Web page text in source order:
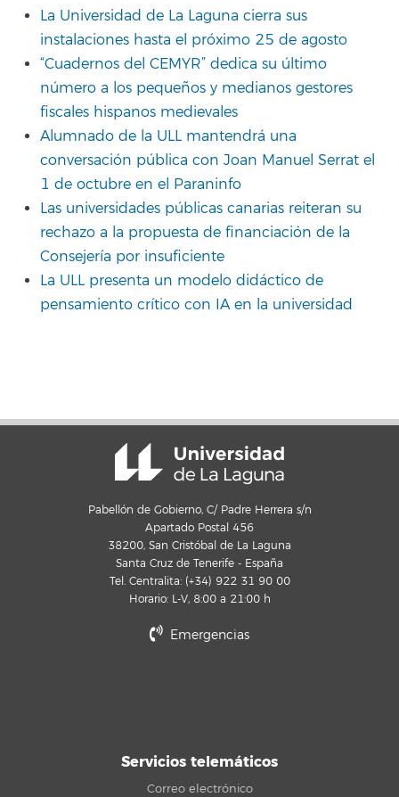
La Universidad de La Laguna cierra sus
instalaciones hasta el próximo 25 de agosto
“Cuadernos del CEMYR” dedica su último
número a los pequeños y medianos gestores
fiscales hispanos medievales
Alumnado de la ULL mantendrá una
conversación pública con Joan Manuel Serrat el
1 de octubre en el Paraninfo
Las universidades públicas canarias reiteran su
rechazo a la propuesta de financiación de la
Consejería por insuficiente
La ULL presenta un modelo didáctico de
pensamiento crítico con IA en la universidad
Pabellón de Gobierno, C/ Padre Herrera s/n
Apartado Postal 456
38200, San Cristóbal de La Laguna
Santa Cruz de Tenerife - España
Tel. Centralita: (+34) 922 31 90 00
Horario: L-V, 8:00 a 21:00 h
Emergencias
Servicios telemáticos
Correo electrónico